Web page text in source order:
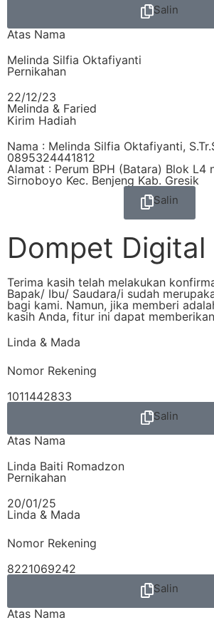
Salin
Atas Nama
Melinda Silfia Oktafiyanti
Pernikahan
22/12/23
Melinda & Faried
Kirim Hadiah
Nama : Melinda Silfia Oktafiyanti,
0895324441812
Alamat : Perum BPH (Batara) Blok L4
Sirnoboyo Kec. Benjeng Kab. Gresik
Salin
Dompet Digital
Terima kasih telah melakukan
Bapak/ Ibu/ Saudara/i sudah
bagi kami. Namun, jika memberi
kasih Anda, fitur ini dapat
Linda & Mada
Nomor Rekening
1011442833
Salin
Atas Nama
Linda Baiti Romadzon
Pernikahan
20/01/25
Linda & Mada
Nomor Rekening
8221069242
Salin
Atas Nama